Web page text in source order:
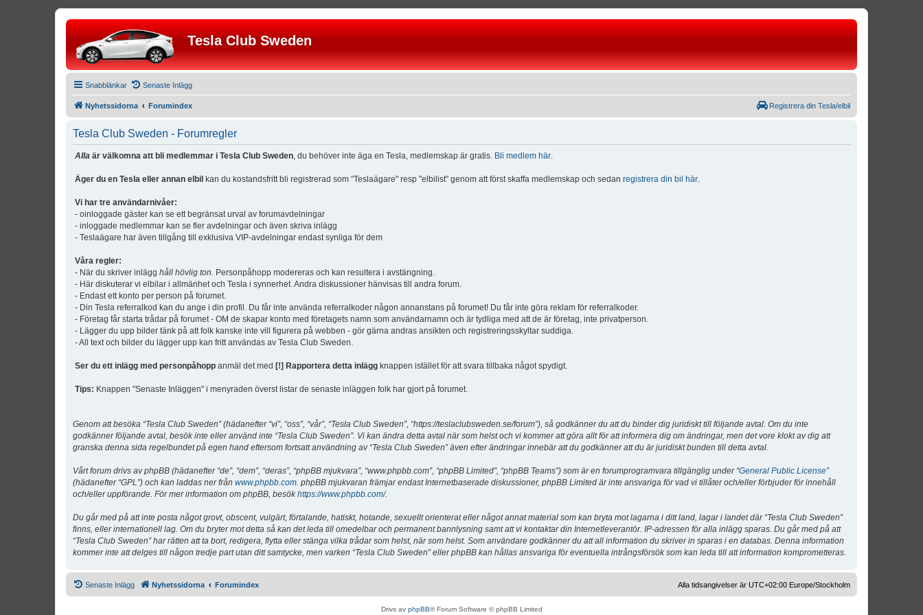
Tesla Club Sweden
Snabblänkar Senaste Inlägg
Nyhetssidorna Forumindex Registrera din Tesla/elbil
Tesla Club Sweden - Forumregler
Alla är välkomna att bli medlemmar i Tesla Club Sweden, du behöver inte äga en Tesla, medlemskap är gratis. Bli medlem här.
Äger du en Tesla eller annan elbil kan du kostandsfritt bli registrerad som "Teslaägare" resp "elbilist" genom att först skaffa medlemskap och sedan registrera din bil här.
Vi har tre användarnivåer:
- oinloggade gäster kan se ett begränsat urval av forumavdelningar
- inloggade medlemmar kan se fler avdelningar och även skriva inlägg
- Teslaägare har även tillgång till exklusiva VIP-avdelningar endast synliga för dem
Våra regler:
- När du skriver inlägg håll hövlig ton. Personpåhopp modereras och kan resultera i avstängning.
- Här diskuterar vi elbilar i allmänhet och Tesla i synnerhet. Andra diskussioner hänvisas till andra forum.
- Endast ett konto per person på forumet.
- Din Tesla referralkod kan du ange i din profil. Du får inte använda referralkoder någon annanstans på forumet! Du får inte göra reklam för referralkoder.
- Företag får starta trådar på forumet - OM de skapar konto med företagets namn som användarnamn och är tydliga med att de är företag, inte privatperson.
- Lägger du upp bilder tänk på att folk kanske inte vill figurera på webben - gör gärna andras ansikten och registreringsskyltar suddiga.
- All text och bilder du lägger upp kan fritt användas av Tesla Club Sweden.
Ser du ett inlägg med personpåhopp anmäl det med [!] Rapportera detta inlägg knappen istället för att svara tillbaka något spydigt.
Tips: Knappen "Senaste Inläggen" i menyraden överst listar de senaste inläggen folk har gjort på forumet.
Genom att besöka “Tesla Club Sweden” (hädanefter “vi”, “oss”, “vår”, “Tesla Club Sweden”, “https://teslaclubsweden.se/forum”), så godkänner du att du binder dig juridiskt till följande avtal. Om du inte
godkänner följande avtal, besök inte eller använd inte “Tesla Club Sweden”. Vi kan ändra detta avtal när som helst och vi kommer att göra allt för att informera dig om ändringar, men det vore klokt av dig att
granska denna sida regelbundet på egen hand eftersom fortsatt användning av “Tesla Club Sweden” även efter ändringar innebär att du godkänner att du är juridiskt bunden till detta avtal.
Vårt forum drivs av phpBB (hädanefter “de”, “dem”, “deras”, “phpBB mjukvara”, “www.phpbb.com”, “phpBB Limited”, “phpBB Teams”) som är en forumprogramvara tillgänglig under “General Public License”
(hädanefter “GPL”) och kan laddas ner från www.phpbb.com. phpBB mjukvaran främjar endast Internetbaserade diskussioner, phpBB Limited är inte ansvariga för vad vi tillåter och/eller förbjuder för innehåll
och/eller uppförande. För mer information om phpBB, besökhttps://www.phpbb.com/.
Du går med på att inte posta något grovt, obscent, vulgärt, förtalande, hatiskt, hotande, sexuellt orienterat eller något annat material som kan bryta mot lagarna i ditt land, lagar i landet där “Tesla Club Sweden”
finns, eller internationell lag. Om du bryter mot detta så kan det leda till omedelbar och permanent bannlysning samt att vi kontaktar din Internetleverantör. IP-adressen för alla inlägg sparas. Du går med på att
“Tesla Club Sweden” har rätten att ta bort, redigera, flytta eller stänga vilka trådar som helst, när som helst. Som användare godkänner du att all information du skriver in sparas i en databas. Denna information
kommer inte att delges till någon tredje part utan ditt samtycke, men varken “Tesla Club Sweden” eller phpBB kan hållas ansvariga för eventuella intrångsförsök som kan leda till att information komprometteras.
Senaste Inlägg Nyhetssidorna Forumindex Alla tidsangivelser är UTC+02:00 Europe/Stockholm
Drivs av phpBB® Forum Software © phpBB Limited